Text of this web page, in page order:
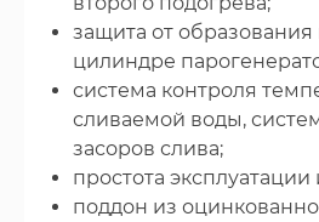
защита от образования
цилиндре
система контроля
сливаемой воды,
засоров слива;
простота
поддон из